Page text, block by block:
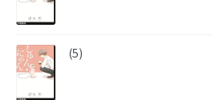
(5)